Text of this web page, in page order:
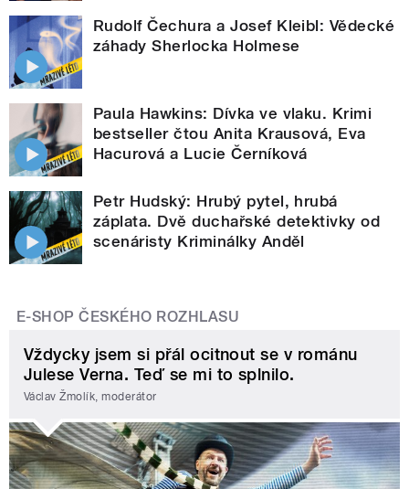
Rudolf Čechura a Josef Kleibl: Vědecké
záhady Sherlocka Holmese
Paula Hawkins: Dívka ve vlaku. Krimi
bestseller čtou Anita Krausová, Eva
Hacurová a Lucie Černíková
Petr Hudský: Hrubý pytel, hrubá
záplata. Dvě duchařské detektivky od
scenáristy Kriminálky Anděl
E-SHOP ČESKÉHO ROZHLASU
Vždycky jsem si přál ocitnout se v románu
Julese Verna. Teď se mi to splnilo.
Václav Žmolík, moderátor